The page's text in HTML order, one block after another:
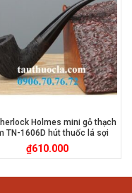
Holmes mini gỗ thạch
TN-1606D hút thuốc lá sợi
₫610.000